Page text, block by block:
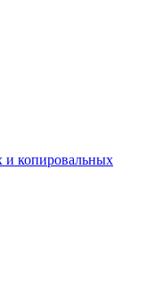
и копировальных